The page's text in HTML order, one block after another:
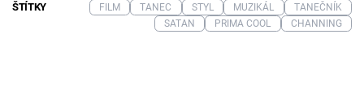
ŠTÍTKY FILM TANEC STYL MUZIKÁL
TANEČNÍK
SATAN
PRIMA COOL CHANNING